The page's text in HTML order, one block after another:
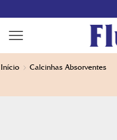
Início Calcinhas Absorventes